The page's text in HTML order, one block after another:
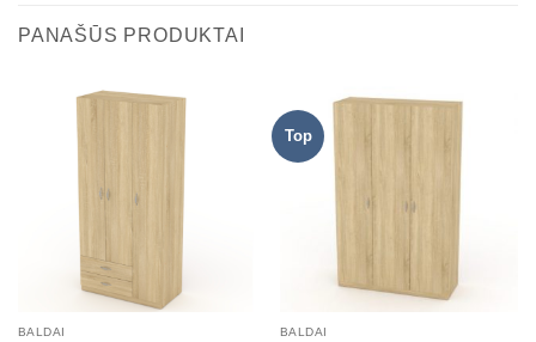
PANAŠŪS PRODUKTAI
BALDAI
Top
BALDAI